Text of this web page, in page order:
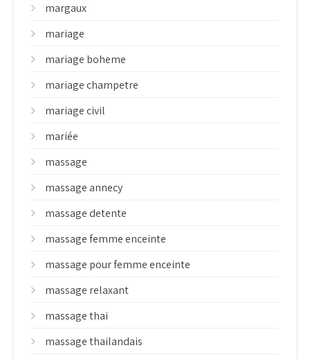
margaux
mariage
mariage boheme
mariage champetre
mariage civil
mariée
massage
massage annecy
massage detente
massage femme enceinte
massage pour femme enceinte
massage relaxant
massage thai
massage thailandais